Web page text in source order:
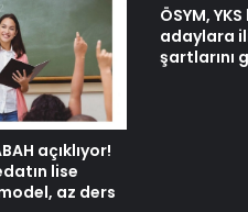
açıklıyor!
lise
az ders
ÖSYM,
adaylara
şartlarını